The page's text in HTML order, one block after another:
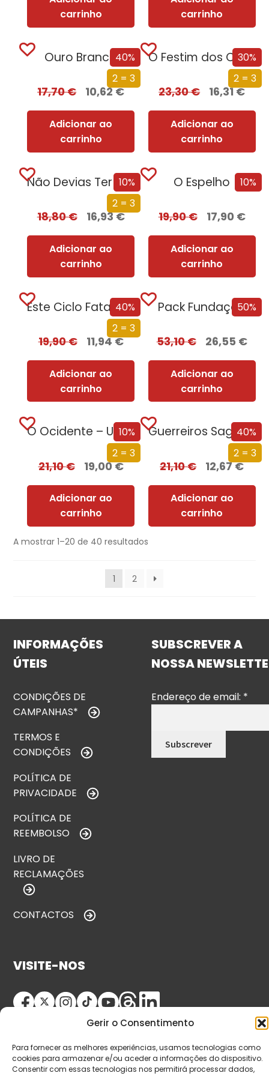
Gerir o Consentimento
Para fornecer as melhores experiências, usamos tecnologias como
cookies para armazenar e/ou aceder a informações do dispositivo.
Consentir com essas tecnologias nos permitirá processar dados,
carrinho
carrinho
40%
2 = 3
Ouro Branco
17,70€ 10,62€
Adicionar ao
carrinho
30%
2 = 3
O Festim dos Corvos (Edição especial limitada)
23,30€ 16,31€
Adicionar ao
carrinho
10%
2 = 3
Não Devias Ter Vindo
18,80€ 16,93€
Adicionar ao
carrinho
10%
O Espelho
19,90€ 17,90 €
Adicionar ao
carrinho
40%
2 = 3
Este Ciclo Fatal: Uma História da Morte
19,90€ 11,94€
Adicionar ao
carrinho
50%
Pack Fundação
53,10€ 26,55 €
Adicionar ao
carrinho
10%
2 = 3
O Ocidente – Uma Nova História de um Conceito Milenar
21,10€ 19,00€
Adicionar ao
carrinho
40%
2 = 3
Guerreiros Sagrados
21,10€ 12,67€
Adicionar ao
carrinho
A mostrar 1–20 de 40 resultados
1 2
INFORMAÇÕES
ÚTEIS
CONDIÇÕES DE
CAMPANHAS*
TERMOS E
CONDIÇÕES
POLÍTICA DE
PRIVACIDADE
POLÍTICA DE
REEMBOLSO
LIVRO DE
RECLAMAÇÕES
CONTACTOS
SUBSCREVER A
NOSSA
Endereço de email: *
VISITE-NOS